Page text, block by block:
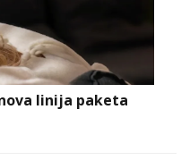
linija paketa